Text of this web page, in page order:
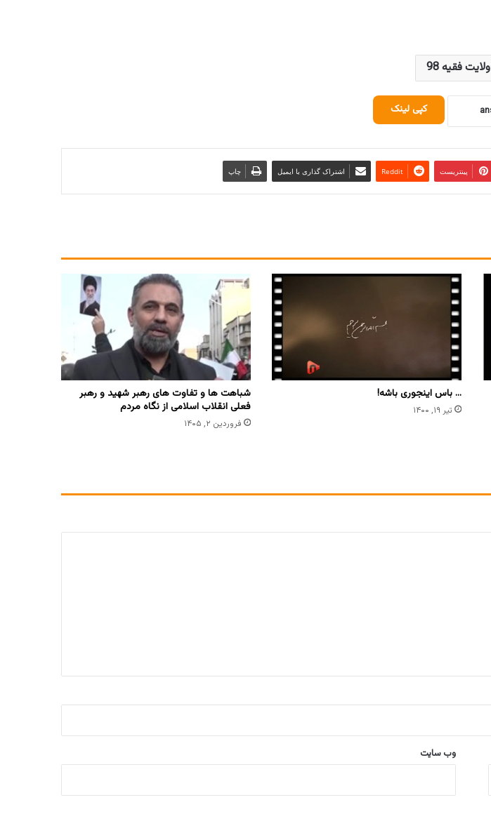
ولایت فقیه 98
کپی لینک
پینتریست Reddit اشتراک گذاری با ایمیل چاپ
… باس اینجوری باشه!
تیر ۱۹, ۱۴۰۰
شباهت ها و تفاوت های رهبر شهید و رهبر
فعلی انقلاب اسلامی از نگاه مردم
فروردین ۲, ۱۴۰۵
وب‌ سایت